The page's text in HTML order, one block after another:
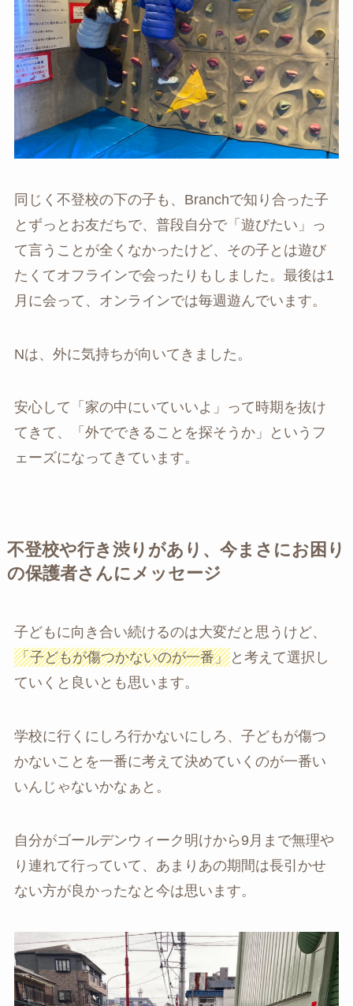
同じく不登校の下の子も、Branchで知り合った子
とずっとお友だちで、普段自分で「遊びたい」っ
て言うことが全くなかったけど、その子とは遊び
たくてオフラインで会ったりもしました。最後は1
月に会って、オンラインでは毎週遊んでいます。
Nは、外に気持ちが向いてきました。
安心して「家の中にいていいよ」って時期を抜け
てきて、「外でできることを探そうか」というフ
ェーズになってきています。
不登校や行き渋りがあり、今まさにお困り
の保護者さんにメッセージ
子どもに向き合い続けるのは大変だと思うけど、
「子どもが傷つかないのが一番」と考えて選択し
ていくと良いとも思います。
学校に行くにしろ行かないにしろ、子どもが傷つ
かないことを一番に考えて決めていくのが一番い
いんじゃないかなぁと。
自分がゴールデンウィーク明けから9月まで無理や
り連れて行っていて、あまりあの期間は長引かせ
ない方が良かったなと今は思います。